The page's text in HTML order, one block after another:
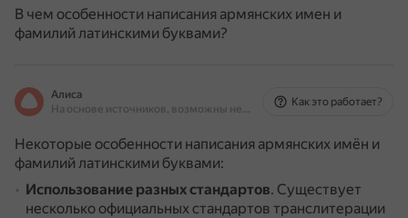
В чем особенности написания армянских имен и
фамилий латинскими буквами?
Алиса
На основе источников, возможны неточности
Как это работает?
Некоторые особенности написания армянских имён и
фамилий латинскими буквами:
Использование разных стандартов. Существует
несколько официальных стандартов транслитерации